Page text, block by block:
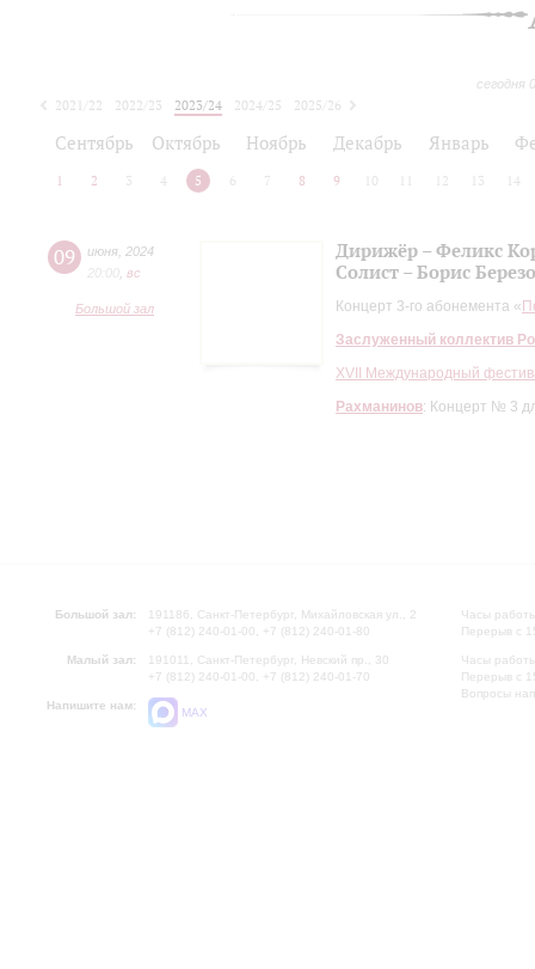
сегодня
2021/22 2022/23 2023/24 2024/25
2025/26
Сентябрь Октябрь Ноябрь Декабрь Январь
1 2 3 4 5 6 7 8 9 10 12 13 14
09 июня 2024
20:00 вc
Большой зал
Дирижёр – Феликс
Солист – Борис
Концерт 3-го абонемента «
Заслуженный коллектив
XVII Международный
Рахманинов: Концерт № 3
Большой зал:
191186, Санкт-Петербург, Михайловская ул., 2
+7 (812) 240-01-00, +7 (812) 240-01-80
Малый зал:
191011, Санкт-Петербург, Невский пр., 30
+7 (812) 240-01-00, +7 (812) 240-01-70
Напишите нам:
MAX
Часы
Перерыв с
Часы
Перерыв с
Вопросы